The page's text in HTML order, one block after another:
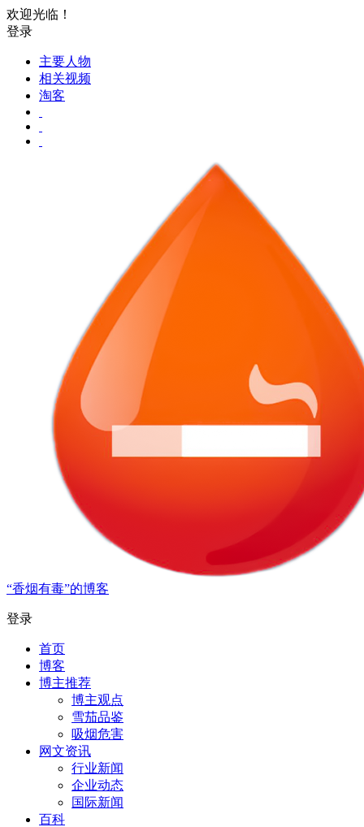
欢迎光临！
登录
主要人物
相关视频
淘客
“香烟有毒”的博客
登录
首页
博客
博主推荐
博主观点
雪茄品鉴
吸烟危害
网文资讯
行业新闻
企业动态
国际新闻
百科